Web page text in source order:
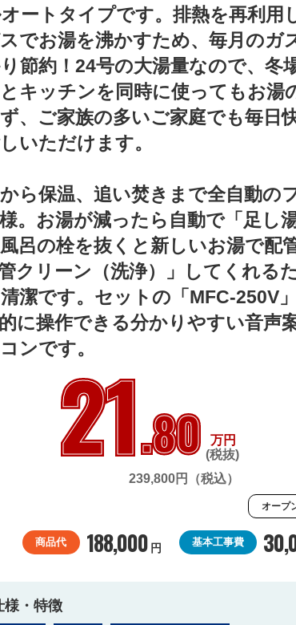
ートタイプです。排熱を再利用
でお湯を沸かすため、毎月のガ
節約！24号の大湯量なので、冬
キッチンを同時に使ってもお湯
、ご家族の多いご家庭でも毎日
いただけます。
ら保温、追い焚きまで全自動の
。お湯が減ったら自動で「足し湯
呂の栓を抜くと新しいお湯で配
管クリーン（洗浄）」してくれる
潔です。セットの「MFC-250V」
に操作できる分かりやすい音声
ンです。21.80
万円
(税抜)
239,800円（税込）
オープ
商品代 188,000円 基本工事費
様・特徴